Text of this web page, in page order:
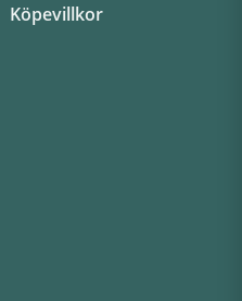
Köpevillkor